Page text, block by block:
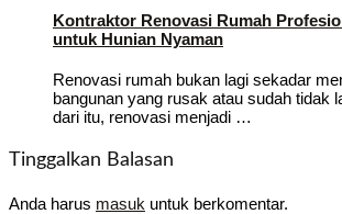
Kontraktor Renovasi Rumah
untuk Hunian Nyaman
Renovasi rumah bukan lagi sekadar
bangunan yang rusak atau sudah tidak
dari itu, renovasi menjadi …
Tinggalkan Balasan
Anda harus masuk untuk berkomentar.